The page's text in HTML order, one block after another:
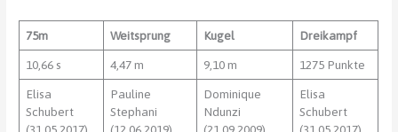
75m Weitsprung Kugel Dreikampf
10,66 s 4,47 m 9,10 m 1275 Punkte
Elisa
Schubert
Pauline
Stephani
Dominique
Ndunzi
Elisa
Schubert